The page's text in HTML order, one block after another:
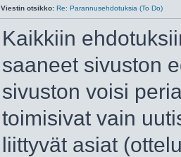
Viestin otsikko: Re: Parannusehdotuksia (To Do)
Kaikkiin
saaneet sivuston
sivuston voisi
toimisivat vain
liittyvät asiat